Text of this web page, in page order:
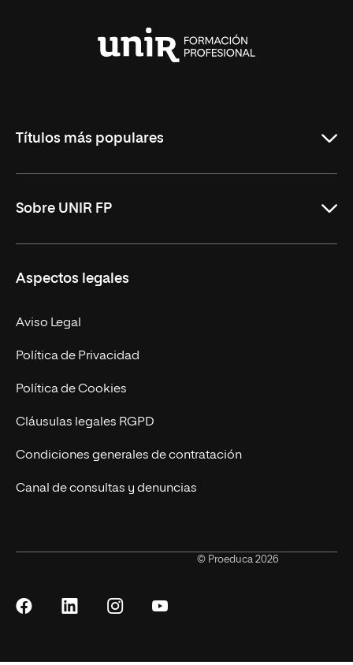
Títulos más populares
DAM Online
Administración y Finanzas Online
Marketing y Publicidad Online
Sobre UNIR FP
Revista UNIR FP
Grados superiores
Becas para Formación Profesional
Aspectos legales
Aviso Legal
Política de Privacidad
Política de Cookies
Cláusulas legales RGPD
Condiciones generales de contratación
Canal de consultas y denuncias
Síguenos
SíguenosSíguenosSíguenos
© Proeduca 2026